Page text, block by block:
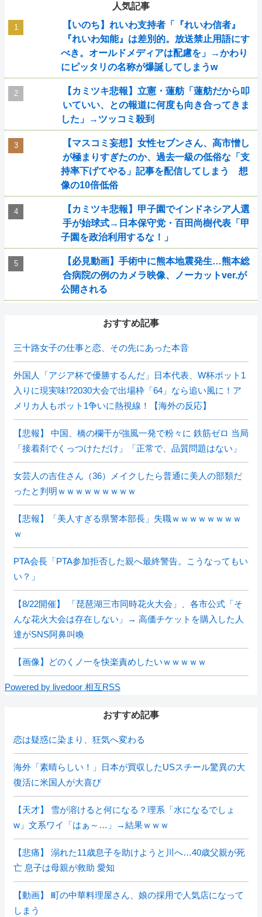
人気記事
【いのち】れいわ支持者「『れいわ信者』
『れいわ知能』は差別的。放送禁止用語にす
べき。オールドメディアは配慮を」→かわり
にピッタリの名称が爆誕してしまうw
【カミツキ悲報】立憲・蓮舫「蓮舫だから叩
いていい、との報道に何度も向き合ってきま
した」→ツッコミ殺到
【マスコミ妄想】女性セブンさん、高市憎し
が極まりすぎたのか、過去一級の低俗な「支
持率下げてやる」記事を配信してしまう 想
像の10倍低俗
【カミツキ悲報】甲子園でインドネシア人選
手が始球式→日本保守党・百田尚樹代表「甲
子園を政治利用するな！」
【必見動画】手術中に熊本地震発生…熊本総
合病院の例のカメラ映像、ノーカットver.が
公開される
おすすめ記事
三十路女子の仕事と恋、その先にあった本音
外国人「アジア杯で優勝するんだ」日本代表、W杯ポット1
入りに現実味!?2030大会で出場枠「64」なら追い風に！ア
メリカ人もポット1争いに熱視線！【海外の反応】
【悲報】 中国、橋の欄干が強風一発で粉々に 鉄筋ゼロ 当局
「接着剤でくっつけただけ」「正常で、品質問題はない」
女芸人の吉住さん（36）メイクしたら普通に美人の部類だ
ったと判明ｗｗｗｗｗｗｗｗｗ
【悲報】「美人すぎる県警本部長」失職ｗｗｗｗｗｗｗｗ
ｗ
PTA会長「PTA参加拒否した親へ最終警告。こうなってもい
い？」
【8/22開催】 「琵琶湖三市同時花火大会」、各市公式「そ
んな花火大会は存在しない」→ 高価チケットを購入した人
達がSNS阿鼻叫喚
【画像】どのくノ一を快楽責めしたいｗｗｗｗｗ
Powered by livedoor 相互RSS
おすすめ記事
恋は疑惑に染まり、狂気へ変わる
海外「素晴らしい！」日本が買収したUSスチール驚異の大
復活に米国人が大喜び
【天才】 雪が溶けると何になる？理系「水になるでしょ
w」文系ワイ「はぁ～…」→結果ｗｗｗ
【悲痛】 溺れた11歳息子を助けようと川へ…40歳父親が死
亡 息子は母親が救助 愛知
【動画】 町の中華料理屋さん、娘の採用で人気店になって
しまう